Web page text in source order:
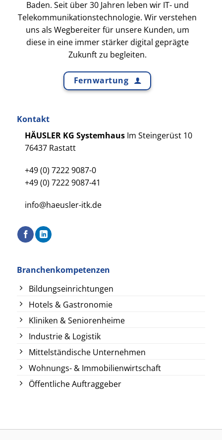
Baden. Seit über 30 Jahren leben wir IT- und
Telekommunikationstechnologie. Wir verstehen
uns als Wegbereiter für unsere Kunden, um
diese in eine immer stärker digital geprägte
Zukunft zu begleiten.
Fernwartung
Kontakt
HÄUSLER KG Systemhaus Im Steingerüst 10
76437 Rastatt
+49 (0) 7222 9087-0
+49 (0) 7222 9087-41
info@haeusler-itk.de
Branchenkompetenzen
Bildungseinrichtungen
Hotels & Gastronomie
Kliniken & Seniorenheime
Industrie & Logistik
Mittelständische Unternehmen
Wohnungs- & Immobilienwirtschaft
Öffentliche Auftraggeber